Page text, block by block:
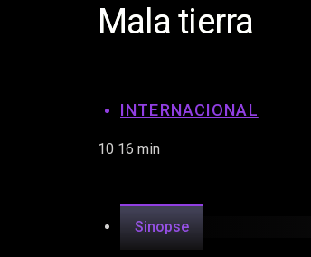
Mala tierra
INTERNACIONAL
10 16 min
Sinopse